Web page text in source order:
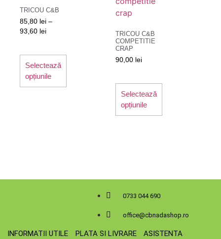
TRICOU C&B
85,80 lei –
93,60 lei
Selectează
opțiunile
TRICOU C&B
COMPETITIE
CRAP
90,00 lei
Selectează
opțiunile
0733 044 690
office@cbnadashop.ro
INFORMATII UTILE PLATA SI LIVRARE ASISTENTA